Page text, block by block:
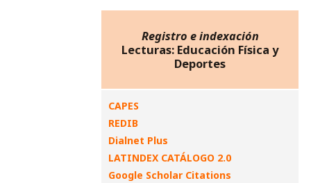
Registro e indexación
Lecturas: Educación Física y
Deportes
CAPES
REDIB
Dialnet Plus
LATINDEX CATÁLOGO 2.0
Google Scholar Citations